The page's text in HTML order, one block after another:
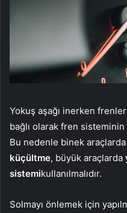
Yokuş aşağı inerken
bağlı olarak fren sisteminin
Bu nedenle binek araçlarda
küçültme, büyük araçlarda
sistemikullanılmalıdır.
Solmayı önlemek için